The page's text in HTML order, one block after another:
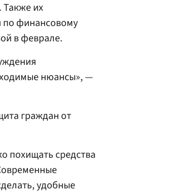
Также их
по финансовому
в феврале.
нюансы», —
граждан от
похищать средства
удобные